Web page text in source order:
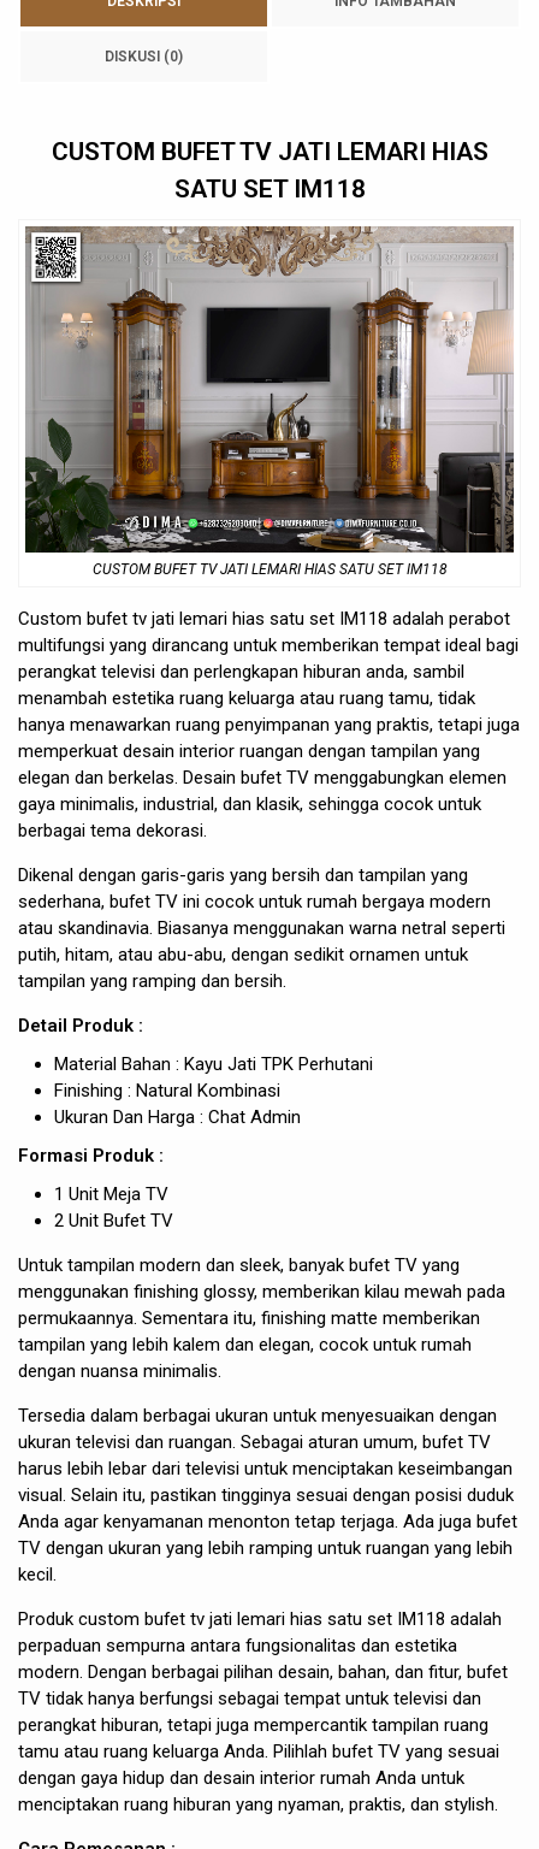
DISKUSI (0)
CUSTOM BUFET TVJATI LEMARI HIAS
SATU SET IM118
CUSTOM BUFET TV JATILEMARI HIAS SATU SET IM118
Custom bufet tv jati lemari hias satu set IM118 adalah perabot
multifungsi yang dirancang untuk memberikan tempat ideal bagi
perangkat televisi dan perlengkapan hiburan anda, sambil
menambah estetika ruang keluarga atau ruang tamu, tidak
hanya menawarkan ruang penyimpanan yang praktis, tetapi juga
memperkuat desain interior ruangan dengan tampilan yang
elegan dan berkelas. Desain bufet TV menggabungkan elemen
gaya minimalis, industrial, dan klasik, sehingga cocok untuk
berbagai tema dekorasi.
Dikenal dengan garis-garis yang bersih dan tampilan yang
sederhana, bufet TV ini cocok untuk rumah bergaya modern
atau skandinavia. Biasanya menggunakan warna netral seperti
putih, hitam, atau abu-abu, dengan sedikit ornamen untuk
tampilan yang ramping dan bersih.
Detail Produk :
Material Bahan : Kayu Jati TPK Perhutani
Finishing : Natural Kombinasi
Ukuran Dan Harga : Chat Admin
Formasi Produk :
1 Unit Meja TV
2 Unit Bufet TV
Untuk tampilan modern dan sleek, banyak bufet TV yang
menggunakan finishing glossy, memberikan kilau mewah pada
permukaannya. Sementara itu, finishing matte memberikan
tampilan yang lebih kalem dan elegan, cocok untuk rumah
dengan nuansa minimalis.
Tersedia dalam berbagai ukuran untuk menyesuaikan dengan
ukuran televisi dan ruangan. Sebagai aturan umum, bufet TV
harus lebih lebar dari televisi untuk menciptakan keseimbangan
visual. Selain itu, pastikan tingginya sesuai dengan posisi duduk
Anda agar kenyamanan menonton tetap terjaga. Ada juga bufet
TV dengan ukuran yang lebih ramping untuk ruangan yang lebih
kecil.
Produk custom bufet tv jati lemari hias satu set IM118 adalah
perpaduan sempurna antara fungsionalitas dan estetika
modern. Dengan berbagai pilihan desain, bahan, dan fitur, bufet
TV tidak hanya berfungsi sebagai tempat untuk televisi dan
perangkat hiburan, tetapi juga mempercantik tampilan ruang
tamu atau ruang keluarga Anda. Pilihlah bufet TV yang sesuai
dengan gaya hidup dan desain interior rumah Anda untuk
menciptakan ruang hiburan yang nyaman, praktis, dan stylish.